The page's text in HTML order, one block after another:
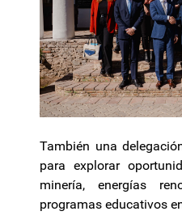
También una
para explorar
minería, energías
programas educativos